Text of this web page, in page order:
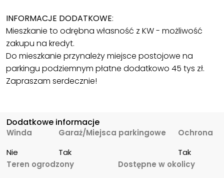
INFORMACJE DODATKOWE:
Mieszkanie to odrębna własność z KW - możliwość
zakupu na kredyt.
Do mieszkanie przynależy miejsce postojowe na
parkingu podziemnym płatne dodatkowo 45 tys zł.
Zapraszam serdecznie!
Dodatkowe informacje
Winda
Nie
Garaż/Miejsca parkingowe
Tak
Ochrona
Tak
Teren ogrodzony
Dostępne w okolicy